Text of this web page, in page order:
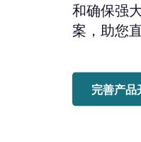
和确保强
案，助您
完善产品